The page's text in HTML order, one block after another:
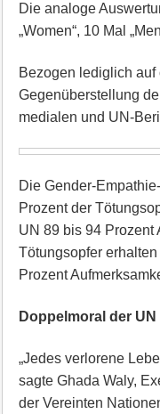
Die analoge
„Women“, 10 Mal
Bezogen lediglich
Gegenüberstellung
medialen und UN-
Die Gender-
Prozent der
UN 89 bis 94 Prozent
Tötungsopfer
Prozent
Doppelmoral der UN
„Jedes verlorene
sagte Ghada Waly,
der Vereinten